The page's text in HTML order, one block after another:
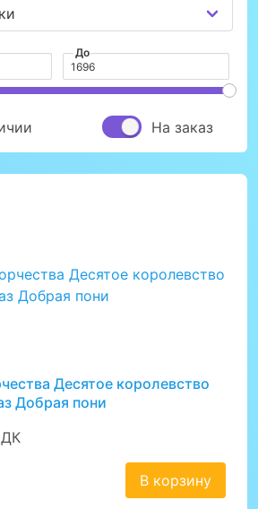
До
На заказ
Десятое королевство
Добрая пони
В корзину